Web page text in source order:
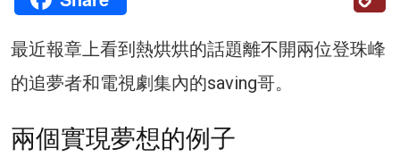
最近報章上看到熱烘烘的話題離不開兩位登珠峰
的追夢者和電視劇集內的saving哥。
兩個實現夢想的例子